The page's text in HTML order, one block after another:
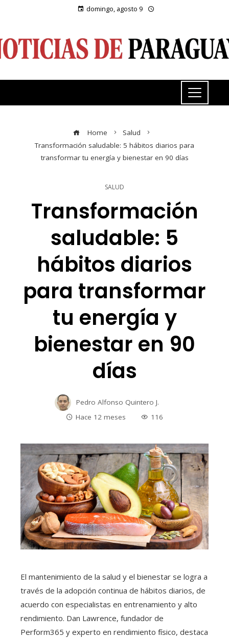
domingo, agosto 9
Home
Salud
Transformación saludable: 5 hábitos diarios para
transformar tu energía y bienestar en 90 días
SALUD
Transformación
saludable: 5
hábitos diarios
para transformar
tu energía y
bienestar en 90
días
Pedro Alfonso Quintero J.
Hace 12 meses
116
El mantenimiento de la salud y el bienestar se logra a
través de la adopción continua de hábitos diarios, de
acuerdo con especialistas en entrenamiento y alto
rendimiento. Dan Lawrence, fundador de
Perform365 y experto en rendimiento físico, destaca